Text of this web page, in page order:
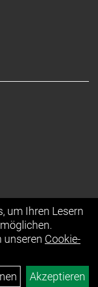
um Ihren Lesern
unseren Cookie-
Akzeptieren